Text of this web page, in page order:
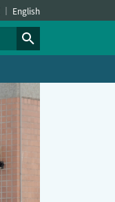
English